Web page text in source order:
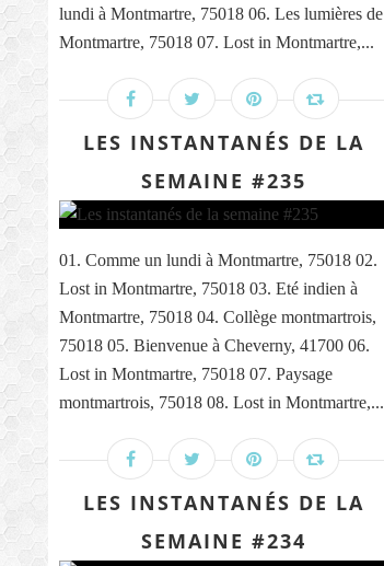
lundi à Montmartre, 75018 06. Les lumières de
Montmartre, 75018 07. Lost in Montmartre,...
LES INSTANTANÉS DE LA
SEMAINE #235
01. Comme un lundi à Montmartre, 75018 02.
Lost in Montmartre, 75018 03. Eté indien à
Montmartre, 75018 04. Collège montmartrois,
75018 05. Bienvenue à Cheverny, 41700 06.
Lost in Montmartre, 75018 07. Paysage
montmartrois, 75018 08. Lost in Montmartre,...
LES INSTANTANÉS DE LA
SEMAINE #234